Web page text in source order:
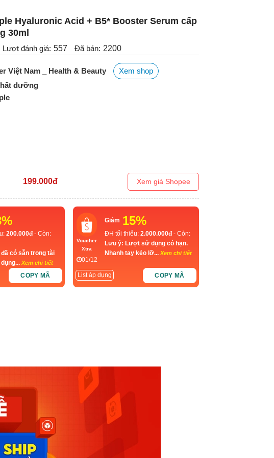
Hyaluronic Acid + B5* Booster Serum cấp
30ml
Lượt đánh giá: 557 Đã bán: 2200
Việt Nam _ Health & Beauty
Xem shop
dưỡng
199.000đ Xem giá Shopee
200.000đ - Còn:
có sẵn trong tài
Xem chi tiết
COPY MÃ
Voucher
Xtra
01/12
Giảm 15%
ĐH tối thiểu: 2.000.000đ - Còn:
Lưu ý: Lượt sử dụng có hạn.
Nhanh tay kẻo lỡ... Xem chi tiết
List áp dụng COPY MÃ